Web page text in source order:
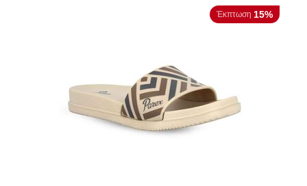
Έκπτωση 15%